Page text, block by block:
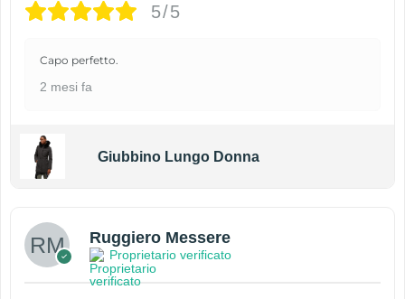
5/5
Capo perfetto.
2 mesi fa
Giubbino Lungo Donna
Ruggiero Messere
Proprietario verificato